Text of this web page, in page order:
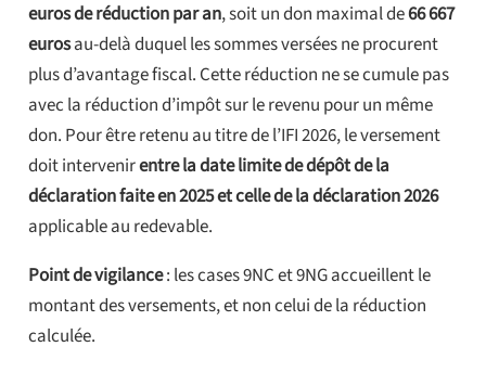
euros de réduction par an, soit un don maximal de66 667
eurosau-delà duquel les sommes versées ne procurent
plus d’avantage fiscal. Cette réduction ne se cumule pas
avec la réduction d’impôt sur le revenu pour un même
don. Pour être retenu au titre de l’IFI 2026, le versement
doit intervenirentre la date limite de dépôt de la
déclaration faite en 2025 et celle de la déclaration 2026
applicable au redevable.
Point de vigilance: les cases 9NC et 9NG accueillent le
montant des versements, et non celui de la réduction
calculée.